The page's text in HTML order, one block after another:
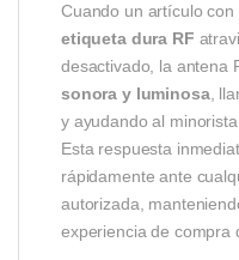
Cuando un artículo con
etiqueta dura RF
desactivado, la antena
sonora y luminosa,
y ayudando al
Esta respuesta
rápidamente ante
autorizada,
experiencia de compra